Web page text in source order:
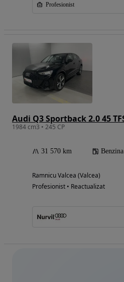
Profesionist
1984 cm3 • 245 CP
31 570 km Benzina
Ramnicu Valcea (Valcea)
Profesionist • Reactualizat